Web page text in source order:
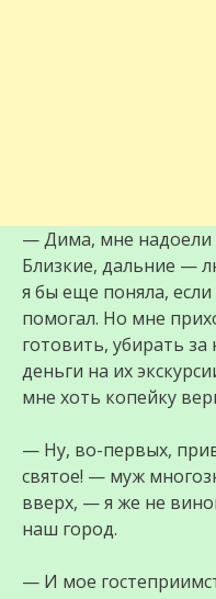
— Дима, мне надоели
Близкие, дальние —
я бы еще поняла,
помогал. Но мне
готовить, убирать
деньги на их
мне хоть копейку
— Ну, во-первых,
святое! — муж
вверх, — я же не
наш город.
— И мое